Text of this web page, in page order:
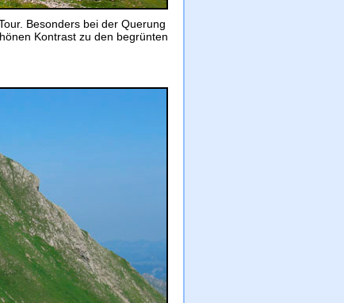
Besonders bei der Querung
Kontrast zu den begrünten